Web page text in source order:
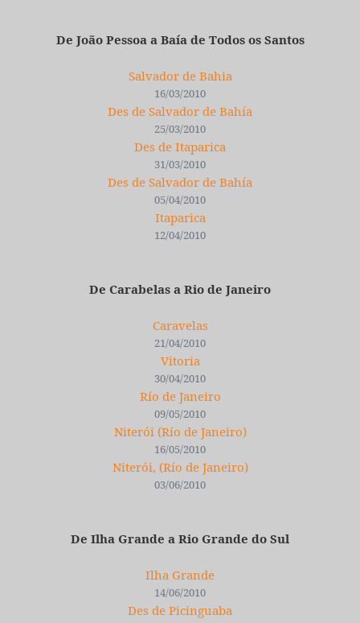
De João Pessoa a Baía de Todos os Santos
Salvador de Bahia
16/03/2010
Des de Salvador de Bahía
25/03/2010
Des de Itaparica
31/03/2010
Des de Salvador de Bahía
05/04/2010
Itaparica
12/04/2010
De Carabelas a Rio de Janeiro
Caravelas
21/04/2010
Vitoria
30/04/2010
Río de Janeiro
09/05/2010
Niterói (Río de Janeiro)
16/05/2010
Niterói, (Río de Janeiro)
03/06/2010
De Ilha Grande a Rio Grande do Sul
Ilha Grande
14/06/2010
Des de Picinguaba